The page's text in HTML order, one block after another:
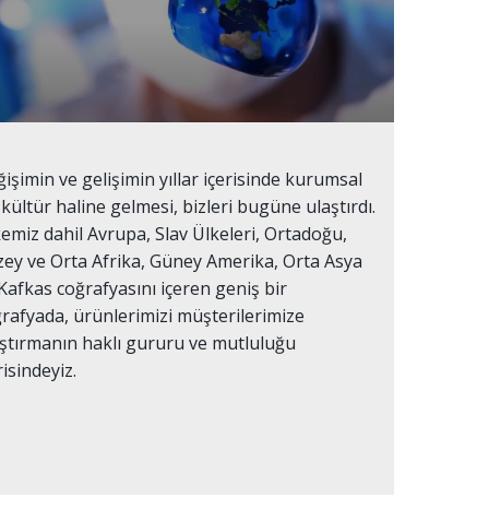
ve gelişimin yıllar içerisinde kurumsal
haline gelmesi, bizleri bugüne ulaştırdı.
dahil Avrupa, Slav Ülkeleri, Ortadoğu,
ve Orta Afrika, Güney Amerika, Orta Asya
coğrafyasını içeren geniş bir
ürünlerimizi müşterilerimize
haklı gururu ve mutluluğu